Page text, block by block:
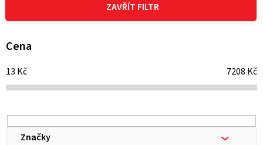
ZAVŘÍT FILTR
Cena
13 Kč 7208 Kč
Značky
p
i
p
r
o
d